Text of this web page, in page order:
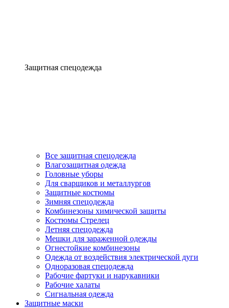
Защитная спецодежда
Все защитная спецодежда
Влагозащитная одежда
Головные уборы
Для сварщиков и металлургов
Защитные костюмы
Зимняя спецодежда
Комбинезоны химической защиты
Костюмы Стрелец
Летняя спецодежда
Мешки для зараженной одежды
Огнестойкие комбинезоны
Одежда от воздействия электрической дуги
Одноразовая спецодежда
Рабочие фартуки и нарукавники
Рабочие халаты
Сигнальная одежда
Защитные маски